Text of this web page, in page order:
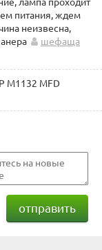
питания, ждем
неизвесна,
шефаща
M1132 MFD
отправить